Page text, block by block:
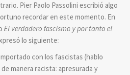
Pier Paolo Passolini escribió algo
recordar en este momento. En
El verdadero fascismo y por tanto el
lo siguiente:
con los fascistas (hablo
manera racista: apresurada y